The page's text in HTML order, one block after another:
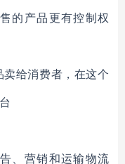
的产品更有控制权
给消费者，在这个
、营销和运输物流